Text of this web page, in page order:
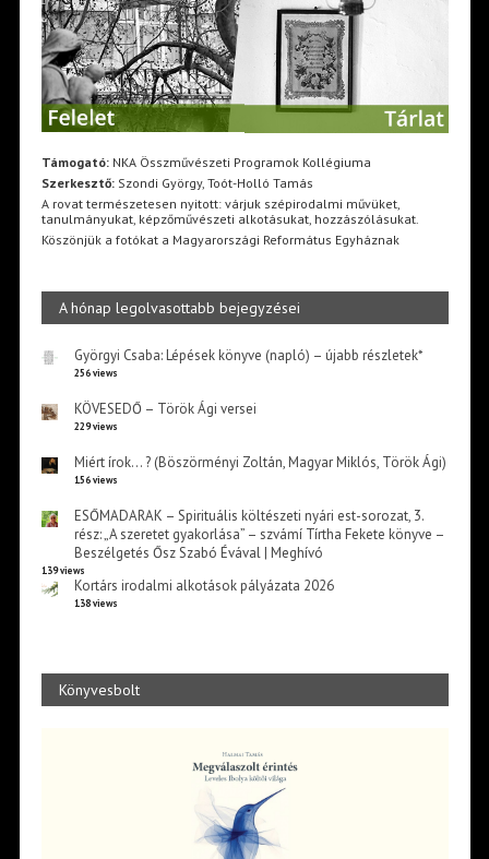
Támogató:NKA Összművészeti Programok Kollégiuma
Szerkesztő:Szondi György, Toót-Holló Tamás
A rovat természetesen nyitott: várjuk szépirodalmi művüket,
tanulmányukat, képzőművészeti alkotásukat, hozzászólásukat.
Köszönjük a fotókat a Magyarországi Református Egyháznak
A hónap legolvasottabb bejegyzései
Györgyi Csaba: Lépések könyve (napló) – újabb részletek*
256 views
KÖVESEDŐ – Török Ági versei
229 views
Miért írok… ? (Böszörményi Zoltán, Magyar Miklós, Török Ági)
156 views
ESŐMADARAK – Spirituális költészeti nyári est-sorozat, 3.
rész: „A szeretet gyakorlása” – szvámí Tírtha Fekete könyve –
Beszélgetés Ősz Szabó Évával | Meghívó
139 views
Kortárs irodalmi alkotások pályázata 2026
138 views
Könyvesbolt